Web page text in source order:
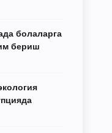
болаларга
бериш